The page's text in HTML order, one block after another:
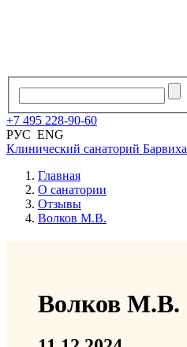
+7 495 228-90-60
РУС ENG
Клинический санаторий Барвиха
Главная
О санатории
Отзывы
Волков М.В.
Волков М.В.